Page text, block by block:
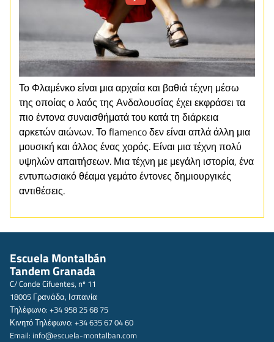
Το Φλαμένκο είναι μια αρχαία και βαθιά τέχνη μέσω
της οποίας ο λαός της Ανδαλουσίας έχει εκφράσει τα
πιο έντονα συναισθήματά του κατά τη διάρκεια
αρκετών αιώνων. Το flamenco δεν είναι απλά άλλη μια
μουσική και άλλος ένας χορός. Είναι μια τέχνη πολύ
υψηλών απαιτήσεων. Μια τέχνη με μεγάλη ιστορία, ένα
εντυπωσιακό θέαμα γεμάτο έντονες δημιουργικές
αντιθέσεις.
Escuela Montalbán
Tandem Granada
C/ Conde Cifuentes, nº 11
18005 Γρανάδα, Ισπανία
Τηλέφωνο: +34 958 25 68 75
Κινητό Τηλέφωνο: +34 635 67 04 60
Email: info@escuela-montalban.com